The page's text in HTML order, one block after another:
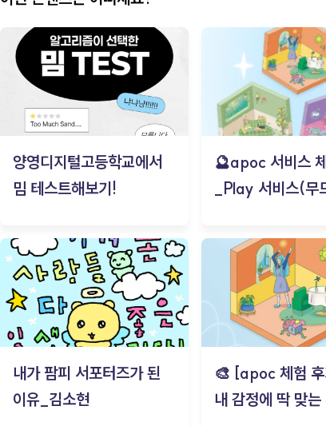
양영디지털고등학교에서
밈 테스트해보기!
🔮apoc 서비스
_Play 서비스(무
내가 팜피 서포터즈가 된
이유_김소현
🎨 [apoc 체험
내 감정에 딱 맞는